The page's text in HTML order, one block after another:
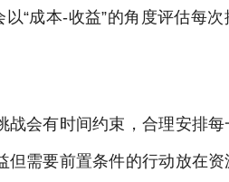
“成本-收益”的角度评估每
会有时间约束，合理安排
需要前置条件的行动放在